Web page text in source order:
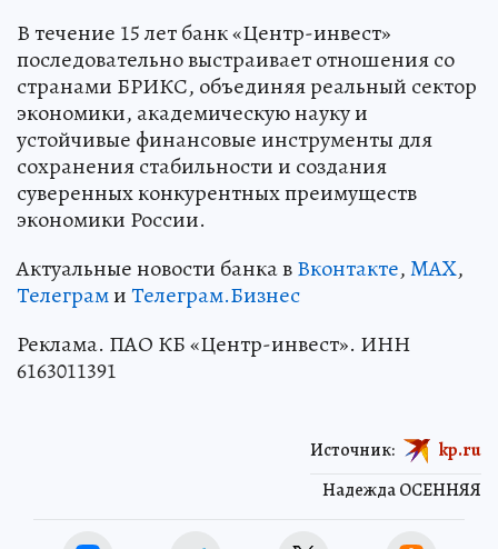
В течение 15 лет банк «Центр-инвест»
последовательно выстраивает отношения со
странами БРИКС, объединяя реальный сектор
экономики, академическую науку и
устойчивые финансовые инструменты для
сохранения стабильности и создания
суверенных конкурентных преимуществ
экономики России.
Актуальные новости банка вВконтакте,MAX,
ТелеграмиТелеграм.Бизнес
Реклама. ПАО КБ «Центр-инвест». ИНН
6163011391
Надежда ОСЕННЯЯ
Источник: kp.ru